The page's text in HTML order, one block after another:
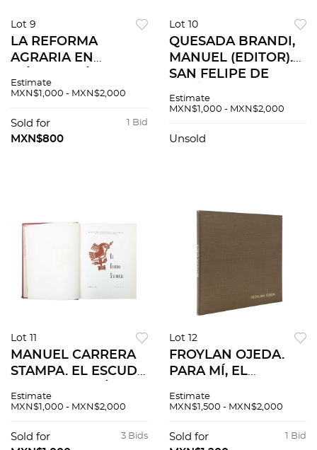
Lot 9
LA REFORMA
AGRARIA EN
DEPARTAMENTO
PUBLICIDAD Y
PROPAGANDA, 1937.
Estimate
MXN$1,000 - MXN$2,000
1 Bid
Sold for
MXN$800
Lot 10
QUESADA BRANDI,
MANUEL (EDITOR).
SAN FELIPE DE
1862 - 1962. MÉXICO:
BRANDI, 1962.
Estimate
MXN$1,000 - MXN$2,000
Unsold
Lot 11
MANUEL CARRERA
STAMPA. EL ESCUDO
SECRETARÍA DE
CRÉDITO PÚBLICO,
Estimate
MXN$1,000 - MXN$2,000
3 Bids
Sold for
Lot 12
FROYLAN OJEDA.
PARA MÍ, EL
Firmado por el
Estimate
MXN$1,500 - MXN$2,000
1 Bid
Sold for